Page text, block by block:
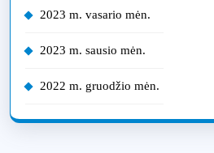
2023 m. vasario mėn.
2023 m. sausio mėn.
2022 m. gruodžio mėn.